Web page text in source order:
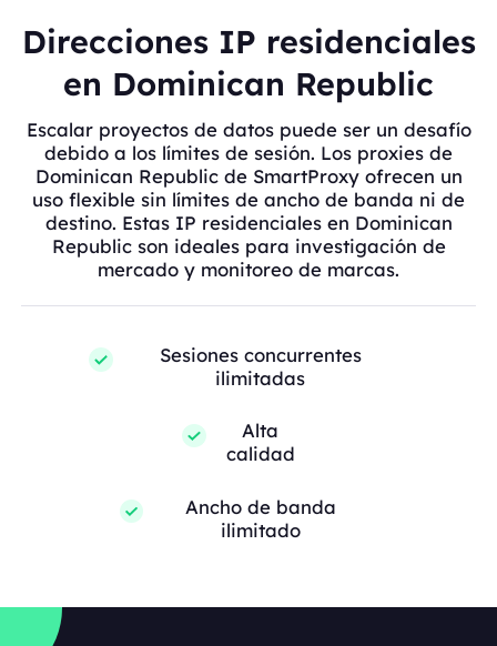
Direcciones IP residenciales
en Dominican Republic
Escalar proyectos de datos puede ser un desafío
debido a los límites de sesión. Los proxies de
Dominican Republic de SmartProxy ofrecen un
uso flexible sin límites de ancho de banda ni de
destino. Estas IP residenciales en Dominican
Republic son ideales para investigación de
mercado y monitoreo de marcas.
Sesiones concurrentes
ilimitadas
Alta
calidad
Ancho de banda
ilimitado